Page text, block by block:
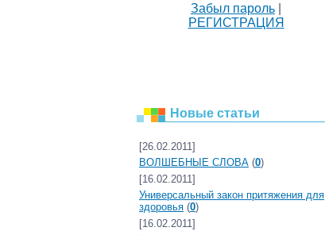
Забыл пароль
РЕГИСТРАЦИЯ
Новые статьи
[26.02.2011]
ВОЛШЕБНЫЕ СЛОВА (0)
[16.02.2011]
Универсальный закон притяжения для
здоровья (0)
[16.02.2011]